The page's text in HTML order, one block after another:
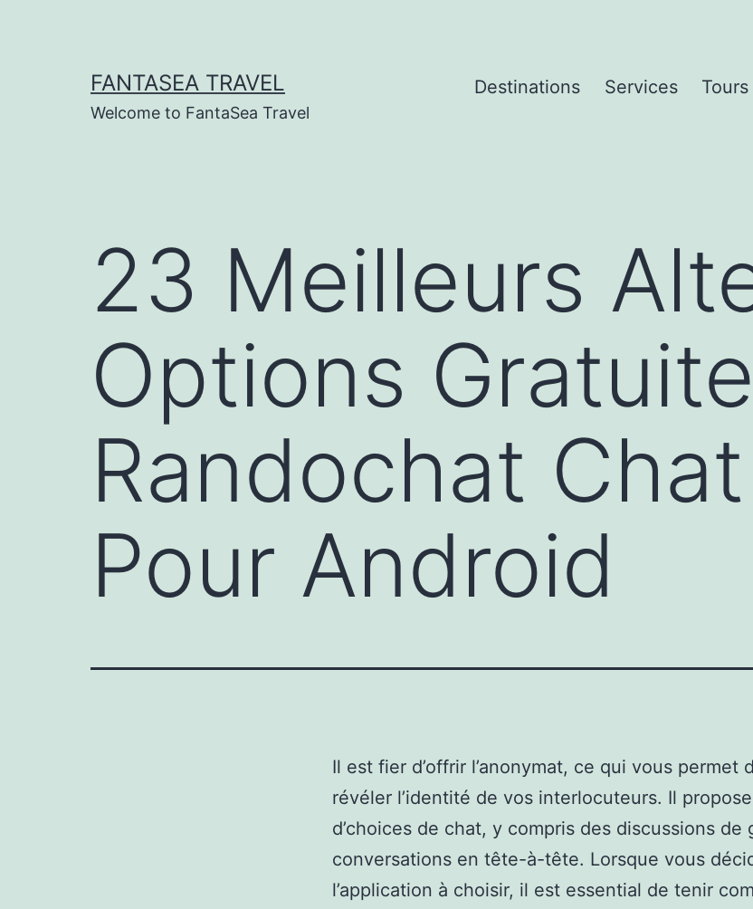
FANTASEA TRAVEL
Welcome to FantaSea Travel
Destinations Services Tours
23 Meilleurs
Options
Randochat
Pour Android
Il est fier d’offrir l’anonymat, ce qui vous permet
révéler l’identité de vos interlocuteurs. Il
d’choices de chat, y compris des discussions de
conversations en tête-à-tête. Lorsque vous
l’application à choisir, il est essential de tenir